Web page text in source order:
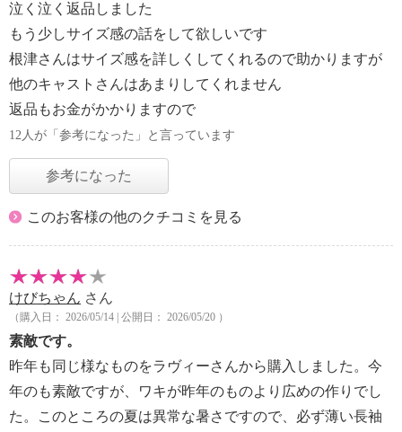
泣く泣く返品しました
もう少しサイズ感の話をして欲しいです
根津さんはサイズ感を詳しくしてくれるので助かりますが
他のキャストさんはあまりしてくれません
返品もお金がかかりますので
12人が「参考になった」と言っています
参考になった
このお客様の他のクチコミを見る
けびちゃん さん
（購入日： 2026/05/14 | 公開日： 2026/05/20 ）
素敵です。
昨年も同じ様なものをラヴィーさんから購入しました。今
年のも素敵ですが、ワキが昨年のものより広めの作りでし
た。このところの夏は異常な暑さですので、必ず薄い長袖